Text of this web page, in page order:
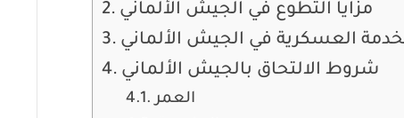
مزايا التطوع في الجيش الألماني
العسكرية في الجيش الألماني
شروط الالتحاق بالجيش الألماني
العمر